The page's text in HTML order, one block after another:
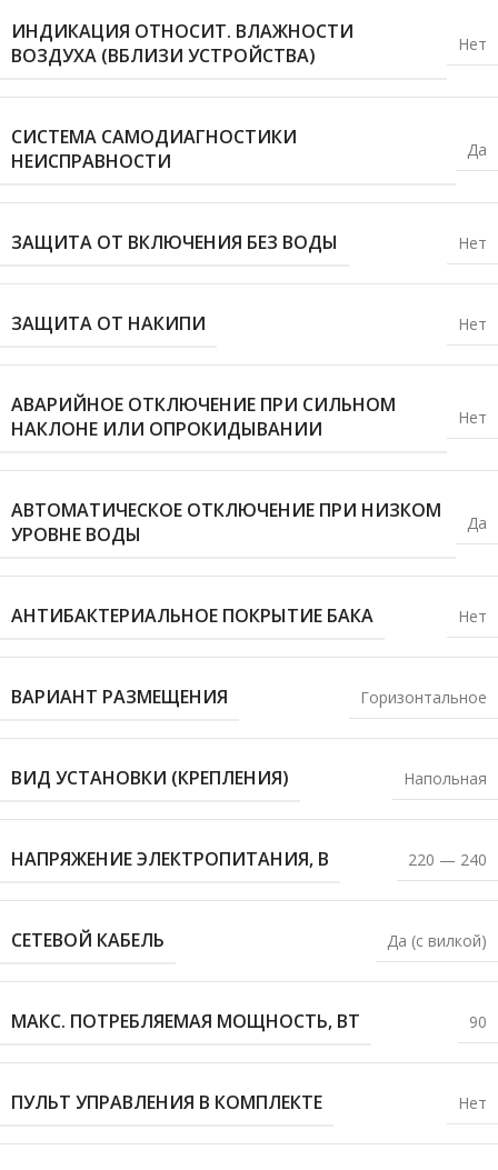
ИНДИКАЦИЯ ОТНОСИТ. ВЛАЖНОСТИ
ВОЗДУХА (ВБЛИЗИ УСТРОЙСТВА)
Нет
СИСТЕМА САМОДИАГНОСТИКИ
НЕИСПРАВНОСТИ
Да
ЗАЩИТА ОТ ВКЛЮЧЕНИЯ БЕЗ ВОДЫ Нет
ЗАЩИТА ОТ НАКИПИ Нет
АВАРИЙНОЕ ОТКЛЮЧЕНИЕ ПРИ СИЛЬНОМ
НАКЛОНЕ ИЛИ ОПРОКИДЫВАНИИ
Нет
АВТОМАТИЧЕСКОЕ ОТКЛЮЧЕНИЕ ПРИ НИЗКОМ
УРОВНЕ ВОДЫ
Да
АНТИБАКТЕРИАЛЬНОЕ ПОКРЫТИЕ БАКА Нет
ВАРИАНТ РАЗМЕЩЕНИЯ Горизонтальное
ВИД УСТАНОВКИ (КРЕПЛЕНИЯ) Напольная
НАПРЯЖЕНИЕ ЭЛЕКТРОПИТАНИЯ, В 220 — 240
СЕТЕВОЙ КАБЕЛЬ Да (с вилкой)
МАКС. ПОТРЕБЛЯЕМАЯ МОЩНОСТЬ, ВТ 90
ПУЛЬТ УПРАВЛЕНИЯ В КОМПЛЕКТЕ Нет